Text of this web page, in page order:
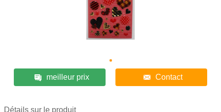
meilleur prix Contact
Détails sur le produit